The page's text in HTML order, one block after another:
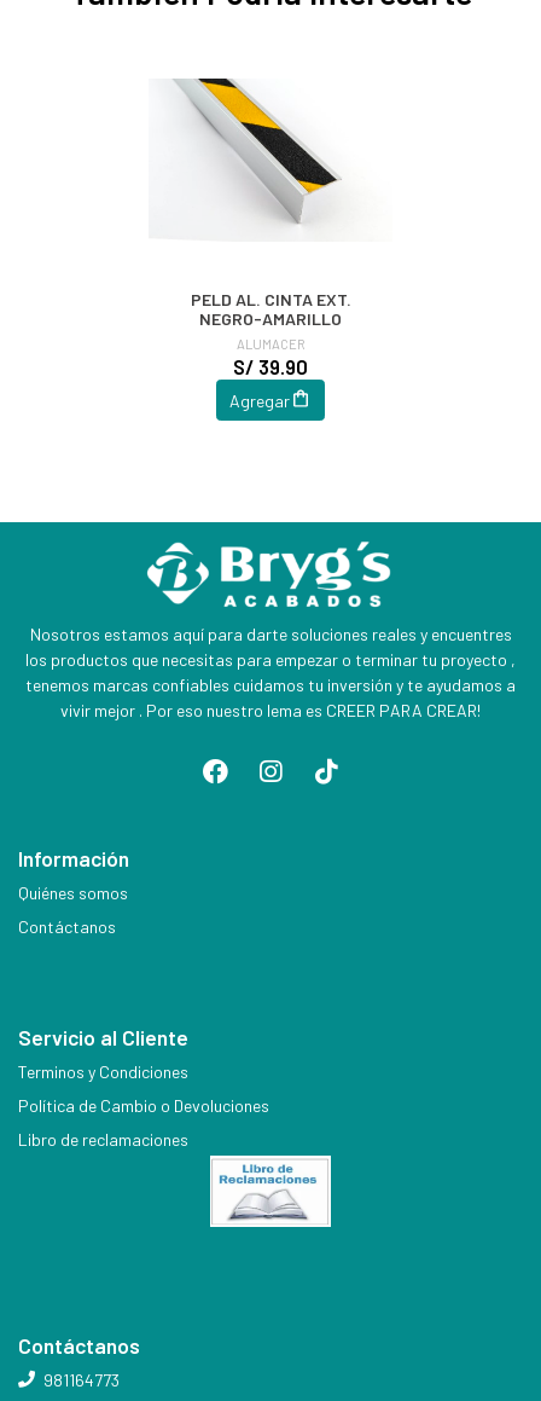
PELD AL. CINTA EXT.
NEGRO-AMARILLO
ALUMACER
S/ 39.90
Agregar
Nosotros estamos aquí para darte soluciones reales y encuentres
los productos que necesitas para empezar o terminar tu proyecto ,
tenemos marcas confiables cuidamos tu inversión y te ayudamos a
vivir mejor . Por eso nuestro lema es CREER PARA CREAR!
Información
Quiénes somos
Contáctanos
Servicio al Cliente
Terminos y Condiciones
Política de Cambio o Devoluciones
Libro de reclamaciones
Contáctanos
981164773